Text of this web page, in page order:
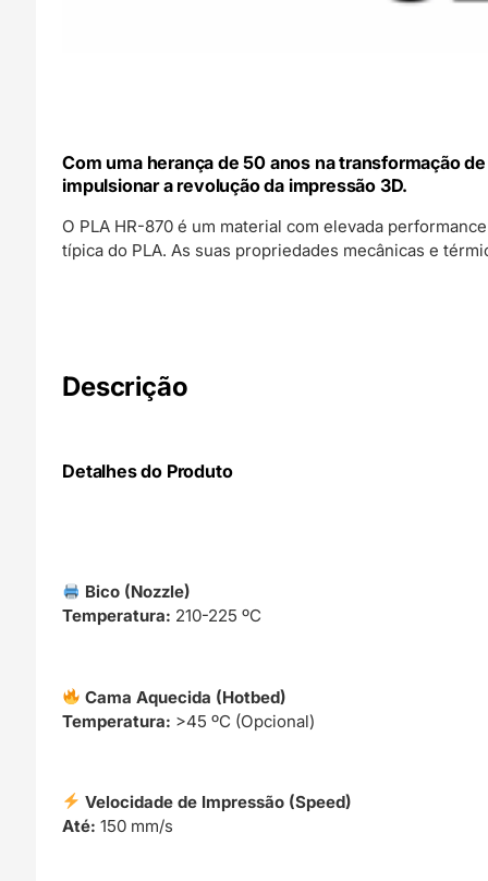
Com uma herança de 50 anos na transformação
impulsionar a revolução da impressão 3D.
O PLA HR-870 é um material com elevada
típica do PLA. As suas propriedades mecânicas e
Descrição
Detalhes do Produto
Bico (Nozzle)
Temperatura: 210-225 ºC
Cama Aquecida (Hotbed)
Temperatura: >45 ºC (Opcional)
Velocidade de Impressão (Speed)
Até: 150 mm/s